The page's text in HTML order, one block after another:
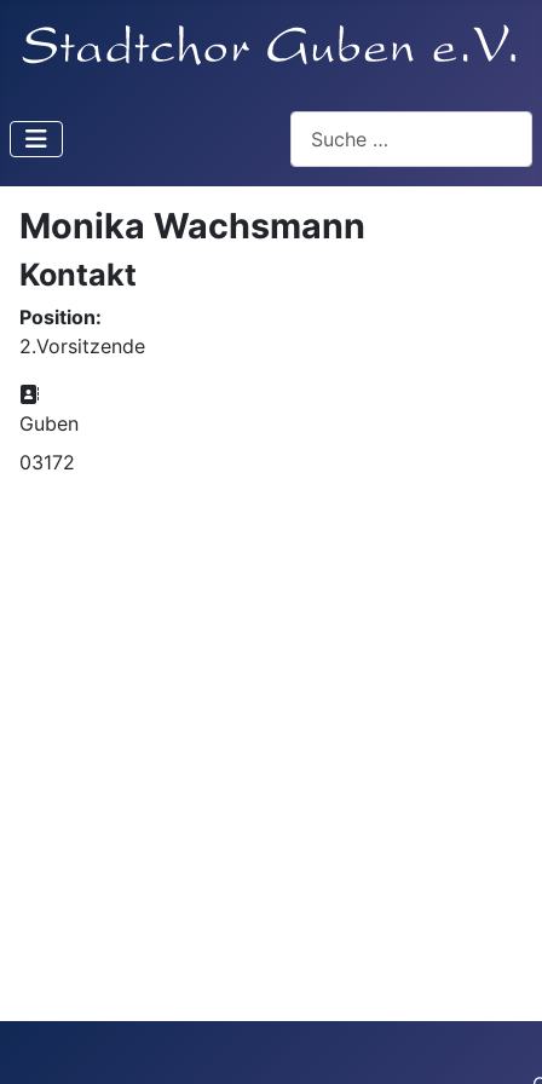
Monika Wachsmann
Kontakt
Position:
2.Vorsitzende
Adresse:
Guben
03172